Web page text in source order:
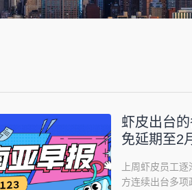
虾皮出台
免延期至2
上周虾皮员工
方连续出台多